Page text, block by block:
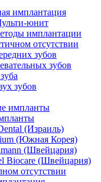
имплантация
юнит
имплантации
отсутствии
зубов
зубов
зубов
импланты
(Израиль)
(Южная Корея)
(Швейцария)
Biocare (Швейцария)
отсутствии